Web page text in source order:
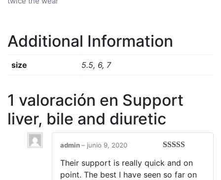
Additional Information
size 5.5, 6, 7
1 valoración en Support
liver, bile and diuretic
5 de 5
admin– junio 9, 2020
Their support is really quick and on
point. The best I have seen so far on